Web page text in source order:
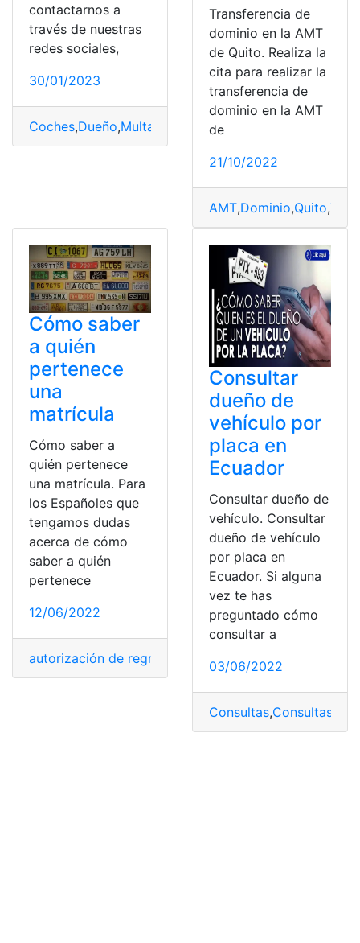
contactarnos a
través de nuestras
redes sociales,
30/01/2023
Coches,Dueño,Multas sanción
Transferencia de
dominio en la AMT
de Quito. Realiza la
cita para realizar la
transferencia de
dominio en la AMT
de
21/10/2022
AMT,Dominio,Quito,
Cómo saber
a quién
pertenece
una
matrícula
Cómo saber a
quién pertenece
una matrícula. Para
los Españoles que
tengamos dudas
acerca de cómo
saber a quién
pertenece
12/06/2022
autorización de regreso a España, Banco de España
Consultar
dueño de
vehículo por
placa en
Ecuador
Consultar dueño de
vehículo. Consultar
dueño de vehículo
por placa en
Ecuador. Si alguna
vez te has
preguntado cómo
consultar a
03/06/2022
Consultas,Consultas